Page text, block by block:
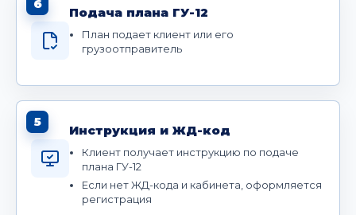
6
Подача плана ГУ-12
План подает клиент или его
грузоотправитель
5
Инструкция и ЖД-код
Клиент получает инструкцию по подаче
плана ГУ-12
Если нет ЖД-кода и кабинета, оформляется
регистрация